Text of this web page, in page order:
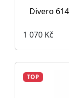
Divero
1 070 Kč
TOP